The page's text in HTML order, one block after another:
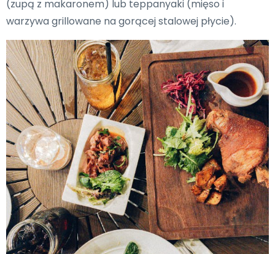
(zupą z makaronem) lub teppanyaki (mięso i
warzywa grillowane na gorącej stalowej płycie).